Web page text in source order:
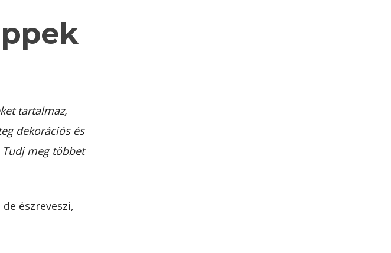
tartalmaz,
dekorációs és
meg többet
észreveszi,